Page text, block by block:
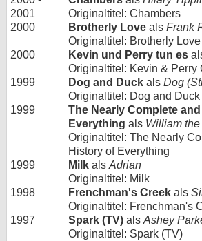
2001
Originaltitel: Chambers
2000
Brotherly Love als Frank
Originaltitel: Brotherly Love
2000
Kevin und Perry tun es
Originaltitel: Kevin & Perry
1999
Dog and Duck als Dog
Originaltitel: Dog and Duck
1999
The Nearly Complete
Everything als William
Originaltitel: The Nearly
History of Everything
1999
Milk als Adrian
Originaltitel: Milk
1998
Frenchman's Creek als
Originaltitel: Frenchman's
1997
Spark (TV) als Ashey
Originaltitel: Spark (TV)